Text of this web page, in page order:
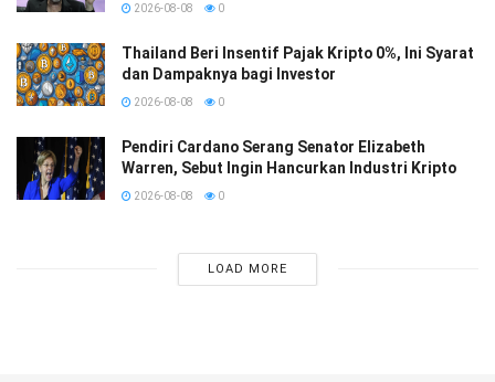
2026-08-08 0
Thailand Beri Insentif Pajak Kripto 0%, Ini Syarat
dan Dampaknya bagi Investor
2026-08-08 0
Pendiri Cardano Serang Senator Elizabeth
Warren, Sebut Ingin Hancurkan Industri Kripto
2026-08-08 0
LOAD MORE